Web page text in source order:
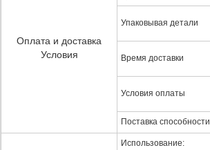
Оплата и доставка
Условия
Упаковывая детали
Время доставки
Условия оплаты
Поставка способности
Использование: